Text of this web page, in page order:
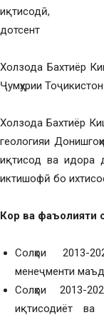
иқтисодӣ,
дотсент
Холзода Бахтиёр
Ҷумҳурии
Холзода Бахтиёр
геологияи
иқтисод ва идора
иктишофӣ бо
Кор ва фаъолияти
Солҳои 2013-
менеҷменти
Солҳои 2013-
иқтисодиёт ва